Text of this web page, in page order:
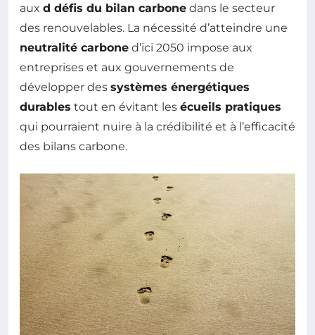
aux d défis du bilan carbone dans le secteur
des renouvelables. La nécessité d’atteindre une
neutralité carbone d’ici 2050 impose aux
entreprises et aux gouvernements de
développer des systèmes énergétiques
durables tout en évitant les écueils pratiques
qui pourraient nuire à la crédibilité et à l’efficacité
des bilans carbone.